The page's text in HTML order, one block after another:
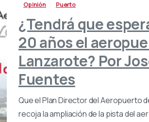
Opinión Puerto
¿Tendrá que
20 años el
Lanzarote? Por
Fuentes
Que el Plan Director del Aeropuerto
recoja la ampliación de la pista del